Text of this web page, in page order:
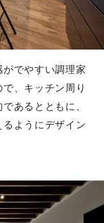
でやすい調理家
、キッチン周り
あるとともに、
ようにデザイン